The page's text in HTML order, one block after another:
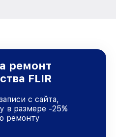
ремонт
FLIR
с сайта,
в размере -25%
ремонту